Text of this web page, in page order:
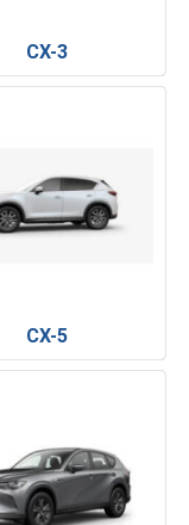
CX-3
CX-5